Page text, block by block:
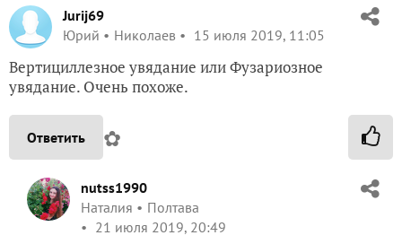
Jurij69
Юрий
Николаев 15 июля 2019, 11:05
Вертициллезное увядание или Фузариозное
увядание. Очень похоже.
Ответить ✿
nutss1990
Наталия
Полтава
21 июля 2019, 20:49